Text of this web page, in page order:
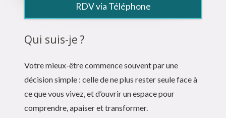
RDV via Téléphone
Qui suis-je ?
Votre mieux-être commence souvent par une
décision simple : celle de ne plus rester seule face à
ce que vous vivez, et d’ouvrir un espace pour
comprendre, apaiser et transformer.